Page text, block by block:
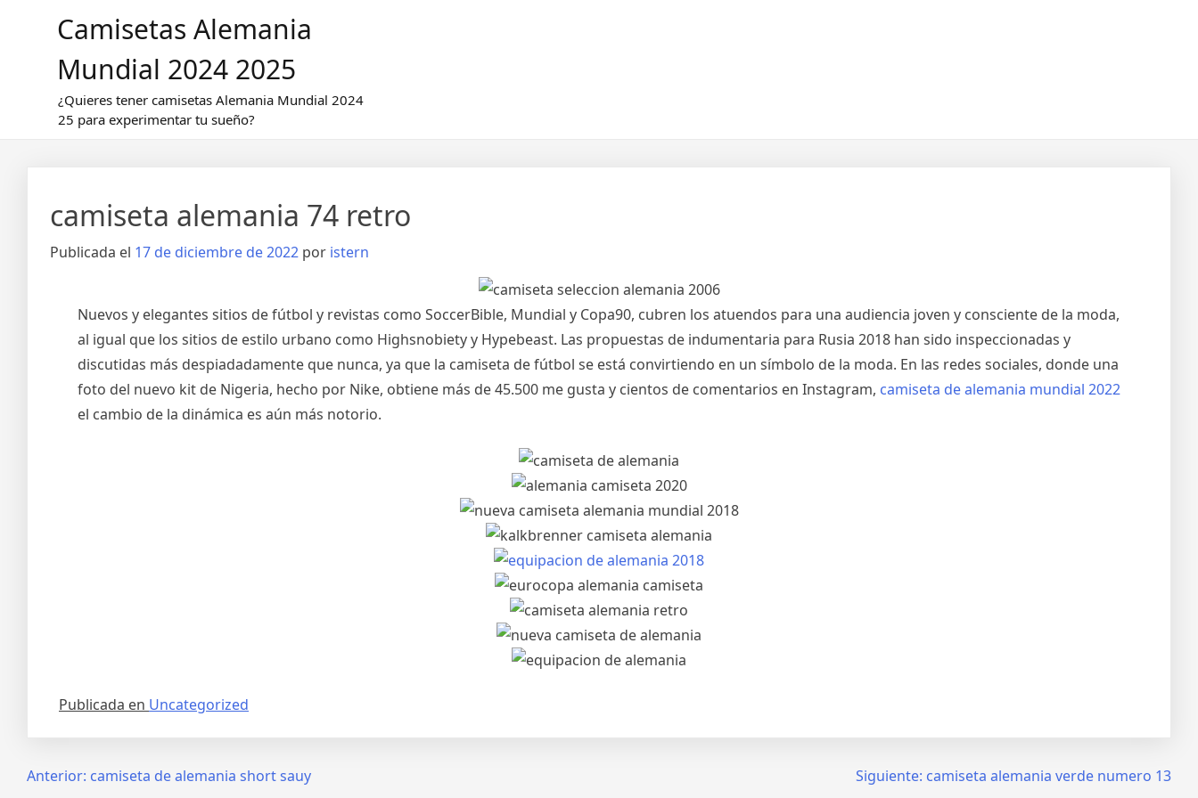
Camisetas Alemania
Mundial 2024 2025
¿Quieres tener camisetas Alemania Mundial 2024
25 para experimentar tu sueño?
camiseta alemania 74 retro
Publicada el 17 de diciembre de 2022 por istern
Nuevos y elegantes sitios de fútbol y revistas como SoccerBible, Mundial y Copa90, cubren los atuendos para una audiencia joven y consciente de la moda,
al igual que los sitios de estilo urbano como Highsnobiety y Hypebeast. Las propuestas de indumentaria para Rusia 2018 han sido inspeccionadas y
discutidas más despiadadamente que nunca, ya que la camiseta de fútbol se está convirtiendo en un símbolo de la moda. En las redes sociales, donde una
foto del nuevo kit de Nigeria, hecho por Nike, obtiene más de 45.500 me gusta y cientos de comentarios en Instagram, camiseta de alemania mundial 2022
el cambio de la dinámica es aún más notorio.
Publicada en Uncategorized
Navegación
Anterior: camiseta de alemania short sauy Siguiente: camiseta alemania verde numero 13